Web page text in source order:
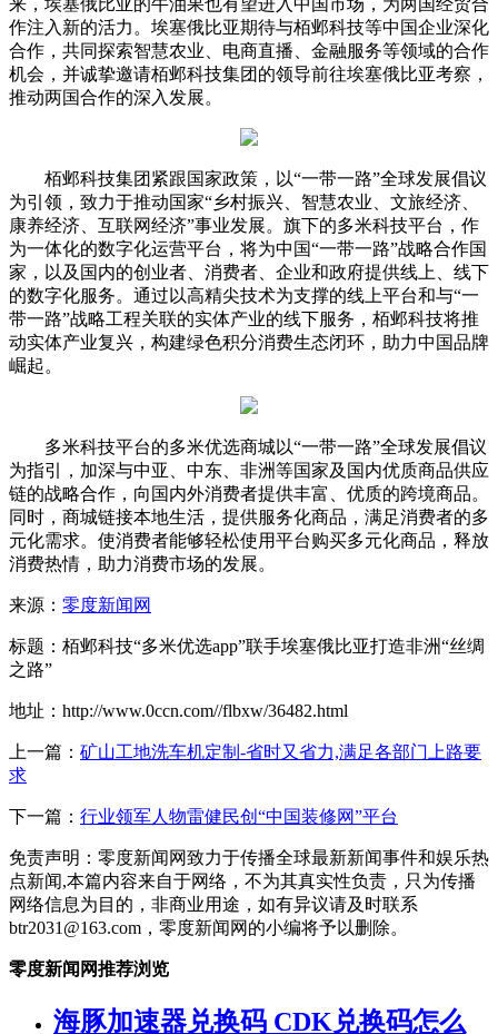
作注入新的活力。埃塞俄比亚期待与栢邺科技等中国企业深化
合作，共同探索智慧农业、电商直播、金融服务等领域的合作
机会，并诚挚邀请栢邺科技集团的领导前往埃塞俄比亚考察，
推动两国合作的深入发展。
栢邺科技集团紧跟国家政策，以“一带一路”全球发展倡议
为引领，致力于推动国家“乡村振兴、智慧农业、文旅经济、
康养经济、互联网经济”事业发展。旗下的多米科技平台，作
为一体化的数字化运营平台，将为中国“一带一路”战略合作国
家，以及国内的创业者、消费者、企业和政府提供线上、线下
的数字化服务。通过以高精尖技术为支撑的线上平台和与“一
带一路”战略工程关联的实体产业的线下服务，栢邺科技将推
动实体产业复兴，构建绿色积分消费生态闭环，助力中国品牌
崛起。
多米科技平台的多米优选商城以“一带一路”全球发展倡议
为指引，加深与中亚、中东、非洲等国家及国内优质商品供应
链的战略合作，向国内外消费者提供丰富、优质的跨境商品。
同时，商城链接本地生活，提供服务化商品，满足消费者的多
元化需求。使消费者能够轻松使用平台购买多元化商品，释放
消费热情，助力消费市场的发展。
来源： 零度新闻网
标题：栢邺科技“多米优选app”联手埃塞俄比亚打造非洲“丝绸
之路”
地址：http://www.0ccn.com//flbxw/36482.html
上一篇： 矿山工地洗车机定制-省时又省力,满足各部门上路要
求
下一篇： 行业领军人物雷健民创“中国装修网”平台
免责声明：零度新闻网致力于传播全球最新新闻事件和娱乐热
点新闻,本篇内容来自于网络，不为其真实性负责，只为传播
网络信息为目的，非商业用途，如有异议请及时联系
btr2031@163.com，零度新闻网的小编将予以删除。
零度新闻网推荐浏览
海豚加速器兑换码 CDK兑换码怎么